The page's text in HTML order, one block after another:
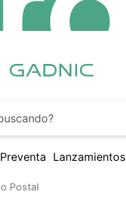
Preventa Lanzamientos
Postal